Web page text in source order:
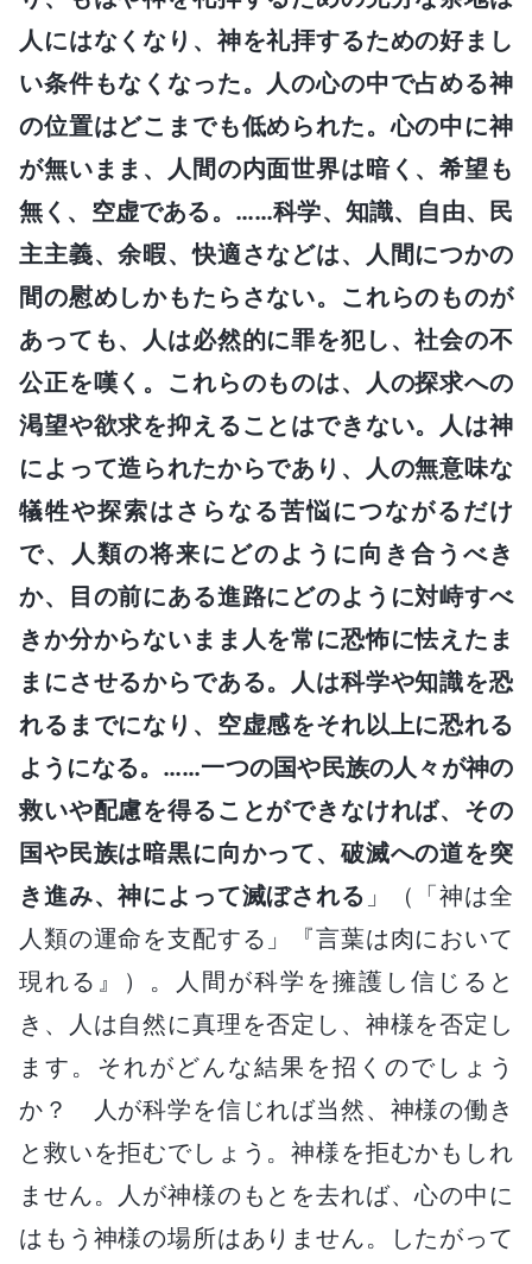
人にはなくなり、神を礼拝するための好まし
い条件もなくなった。人の心の中で占める神
の位置はどこまでも低められた。心の中に神
が無いまま、人間の内面世界は暗く、希望も
無く、空虚である。……科学、知識、自由、民
主主義、余暇、快適さなどは、人間につかの
間の慰めしかもたらさない。これらのものが
あっても、人は必然的に罪を犯し、社会の不
公正を嘆く。これらのものは、人の探求への
渇望や欲求を抑えることはできない。人は神
によって造られたからであり、人の無意味な
犠牲や探索はさらなる苦悩につながるだけ
で、人類の将来にどのように向き合うべき
か、目の前にある進路にどのように対峙すべ
きか分からないまま人を常に恐怖に怯えたま
まにさせるからである。人は科学や知識を恐
れるまでになり、空虚感をそれ以上に恐れる
ようになる。……一つの国や民族の人々が神の
救いや配慮を得ることができなければ、その
国や民族は暗黒に向かって、破滅への道を突
き進み、神によって滅ぼされる 」（「神は全
人類の運命を支配する」『言葉は肉において
現れる』）。人間が科学を擁護し信じると
き、人は自然に真理を否定し、神様を否定し
ます。それがどんな結果を招くのでしょう
か？ 人が科学を信じれば当然、神様の働き
と救いを拒むでしょう。神様を拒むかもしれ
ません。人が神様のもとを去れば、心の中に
はもう神様の場所はありません。したがって